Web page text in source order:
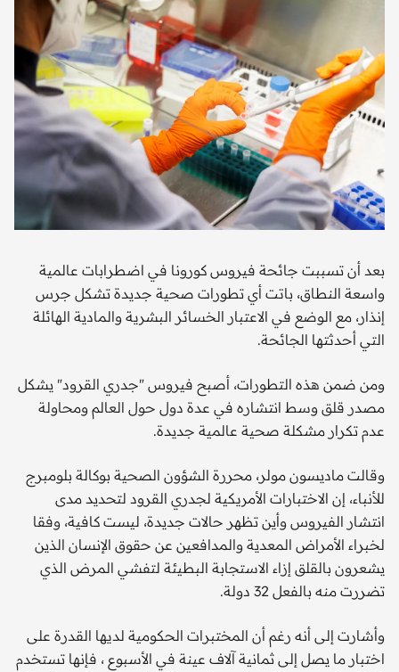
بعد أن تسببت جائحة فيروس كورونا في اضطرابات عالمية
واسعة النطاق، باتت أي تطورات صحية جديدة تشكل جرس
إنذار، مع الوضع في الاعتبار الخسائر البشرية والمادية الهائلة
التي أحدثتها الجائحة.
ومن ضمن هذه التطورات، أصبح فيروس "جدري القرود" يشكل
مصدر قلق وسط انتشاره في عدة دول حول العالم ومحاولة
عدم تكرار مشكلة صحية عالمية جديدة.
وقالت ماديسون مولر، محررة الشؤون الصحية بوكالة بلومبرج
للأنباء، إن الاختبارات الأمريكية لجدري القرود لتحديد مدى
انتشار الفيروس وأين تظهر حالات جديدة، ليست كافية، وفقا
لخبراء الأمراض المعدية والمدافعين عن حقوق الإنسان الذين
يشعرون بالقلق إزاء الاستجابة البطيئة لتفشي المرض الذي
تضررت منه بالفعل 32 دولة.
وأشارت إلى أنه رغم أن المختبرات الحكومية لديها القدرة على
اختبار ما يصل إلى ثمانية آلاف عينة في الأسبوع ، فإنها تستخدم